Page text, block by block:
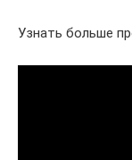
Узнать больше